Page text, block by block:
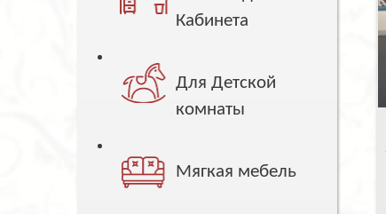
Кабинета
Для Детской
комнаты
Мягкая мебель